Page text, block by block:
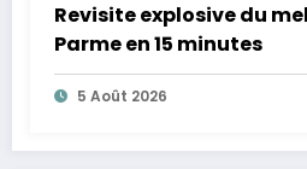
Revisite explosive du
Parme en 15 minutes
5 Août 2026